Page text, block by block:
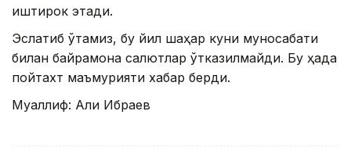
иштирок этади.
Эслатиб ўтамиз, бу йил шаҳар куни муносабати
билан байрамона салютлар ўтказилмайди. Бу ҳақда
пойтахт маъмурияти хабар берди.
Муаллиф: Али Ибраев